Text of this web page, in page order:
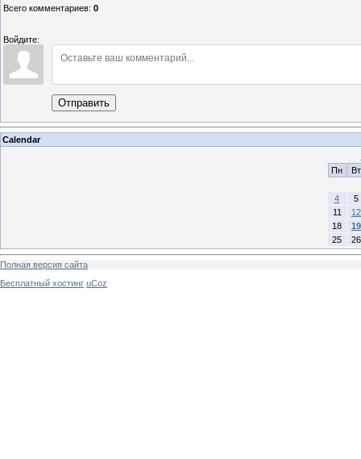
Всего комментариев: 0
Войдите:
Отправить
Calendar
Пн
Вт
4
5
11
12
18
19
25
26
Полная версия сайта
Бесплатный хостинг uCoz